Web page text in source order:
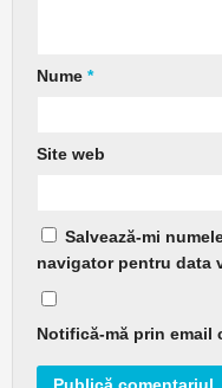
Nume *
Site web
Salvează-mi
navigator pentru data
Notifică-mă prin